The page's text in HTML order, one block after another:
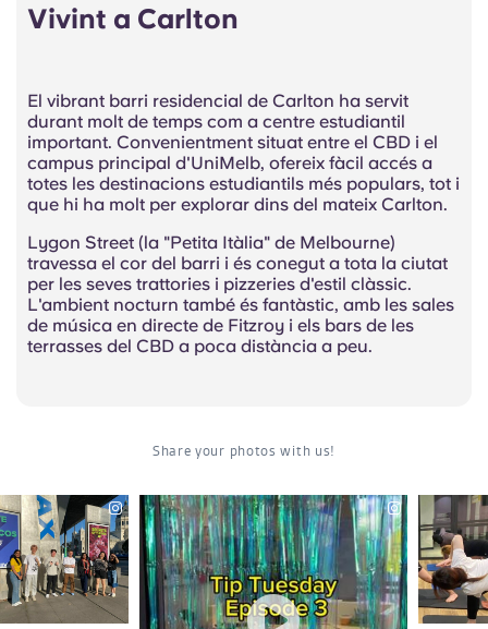
Vivint a Carlton
El vibrant barri residencial de Carlton ha servit
durant molt de temps com a centre estudiantil
important. Convenientment situat entre el CBD i el
campus principal d'UniMelb, ofereix fàcil accés a
totes les destinacions estudiantils més populars, tot i
que hi ha molt per explorar dins del mateix Carlton.
Lygon Street (la "Petita Itàlia" de Melbourne)
travessa el cor del barri i és conegut a tota la ciutat
per les seves trattories i pizzeries d'estil clàssic.
L'ambient nocturn també és fantàstic, amb les sales
de música en directe de Fitzroy i els bars de les
terrasses del CBD a poca distància a peu.